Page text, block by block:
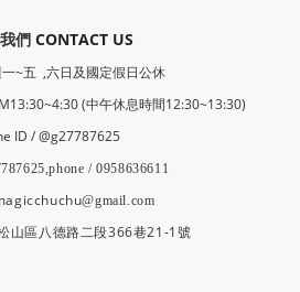
們 CONTACT US
~五 ,六日及國定假日公休
(中午休息時間12:30~13:30)
ID / @g27787625
/ 0958636611
@gmail.com
山區八德路二段366巷21-1號